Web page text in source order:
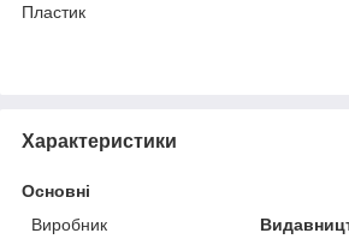
Пластик
Характеристики
Основні
Виробник